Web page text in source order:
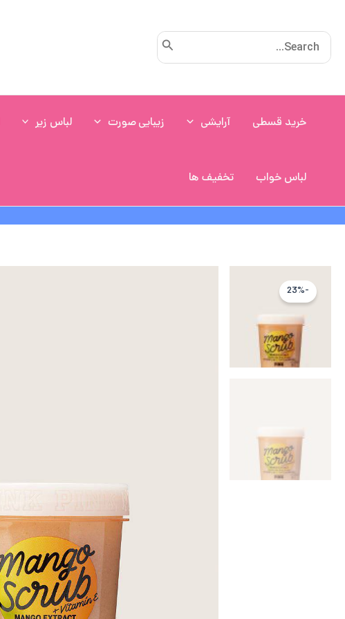
Search
for:
خرید قسطی آرایشی زیبایی صورت لباس زیر
لباس خواب تخفیف ها
-23%